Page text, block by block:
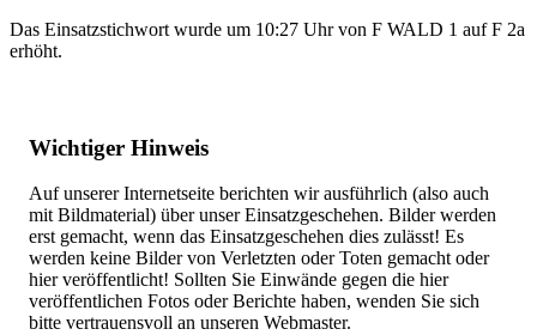
Das Einsatzstichwort wurde um 10:27 Uhr von F WALD 1 auf F 2a
erhöht.
Wichtiger Hinweis
Auf unserer Internetseite berichten wir ausführlich (also auch
mit Bildmaterial) über unser Einsatzgeschehen. Bilder werden
erst gemacht, wenn das Einsatzgeschehen dies zulässt! Es
werden keine Bilder von Verletzten oder Toten gemacht oder
hier veröffentlicht! Sollten Sie Einwände gegen die hier
veröffentlichen Fotos oder Berichte haben, wenden Sie sich
bitte vertrauensvoll an unseren Webmaster.